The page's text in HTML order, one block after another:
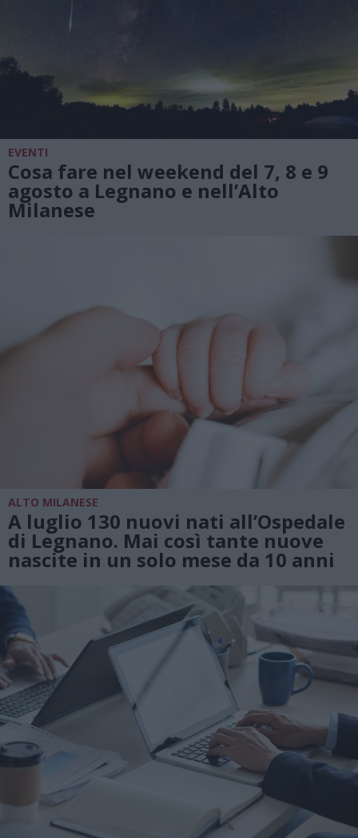
EVENTI
Cosa fare nel weekend del 7, 8 e 9
agosto a Legnano e nell’Alto
Milanese
ALTO MILANESE
A luglio 130 nuovi nati all’Ospedale
di Legnano. Mai così tante nuove
nascite in un solo mese da 10 anni